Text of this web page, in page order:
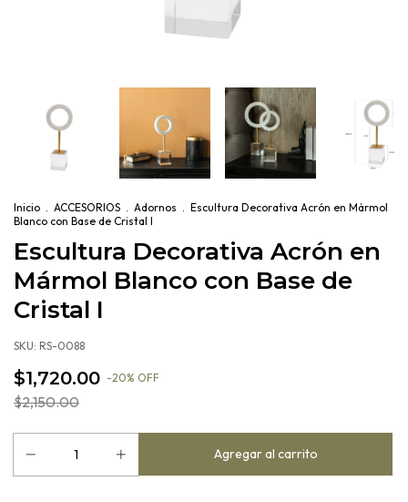
Inicio . ACCESORIOS . Adornos . Escultura Decorativa Acrón en Mármol
Blanco con Base de Cristal I
Escultura Decorativa Acrón en
Mármol Blanco con Base de
Cristal I
SKU: RS-0088
$1,720.00 -20% OFF
$2,150.00